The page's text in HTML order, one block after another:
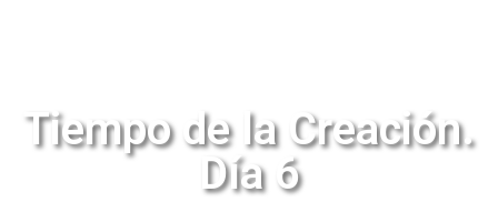
Tiempo de la Creación.
Día 6